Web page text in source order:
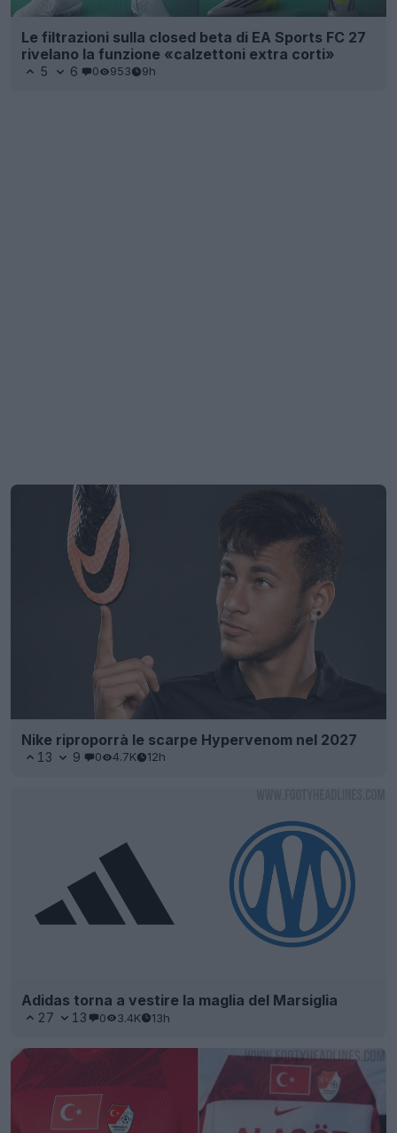
Le filtrazioni sulla closed beta di EA Sports FC 27
rivelano la funzione «calzettoni extra corti»
5 6 0 953 9h
Nike riproporrà le scarpe Hypervenom nel 2027
13 9 0 4.7K 12h
Adidas torna a vestire la maglia del Marsiglia
27 13 0 3.4K 13h